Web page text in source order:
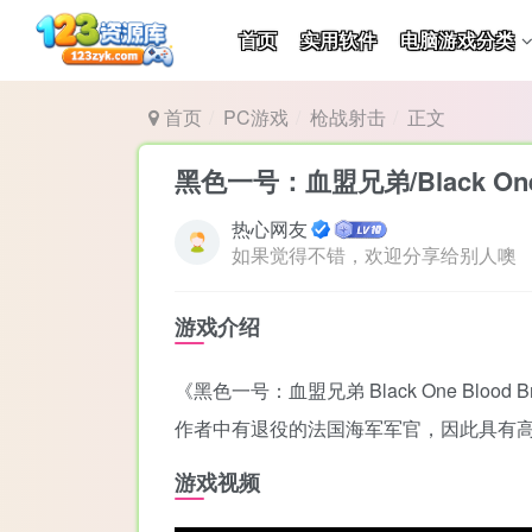
首页 实用软件 电脑游戏分类
首页 PC游戏 枪战射击 正文
黑色一号：血盟兄弟/Black
热心网友
如果觉得不错，欢迎分享给别人噢
游戏介绍
《黑色一号：血盟兄弟 Black One Blood
作者中有退役的法国海军军官，因此具有
游戏视频